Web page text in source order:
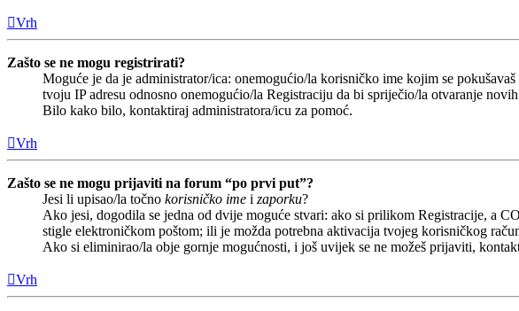
Vrh
Zašto se ne mogu registrirati?
Moguće je da je administrator/ica: onemogućio/la korisničko ime kojim se
tvoju IP adresu odnosno onemogućio/la Registraciju da bi spriječio/la otvaranje
Bilo kako bilo, kontaktiraj administratora/icu za pomoć.
Vrh
Zašto se ne mogu prijaviti na forum “po prvi put”?
Jesi li upisao/la točno korisničko ime i zaporku?
Ako jesi, dogodila se jedna od dvije moguće stvari: ako si prilikom Registracije, a
stigle elektroničkom poštom; ili je možda potrebna aktivacija tvojeg korisničkog
Ako si eliminirao/la obje gornje mogućnosti, i još uvijek se ne možeš prijaviti,
Vrh